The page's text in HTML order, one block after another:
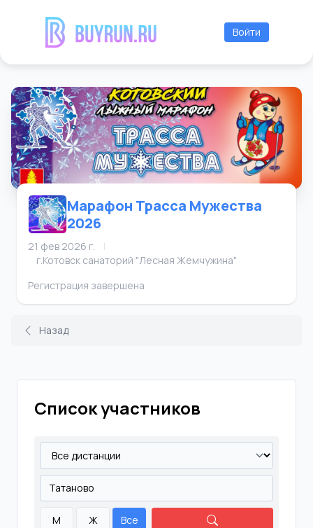
Войти
Марафон Трасса Мужества
2026
21 фев 2026 г.
|
г.Котовск санаторий "Лесная Жемчужина"
Регистрация завершена
Назад
Список участников
М Ж Все